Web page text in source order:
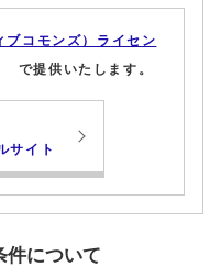
ブコモンズ）ライセン
で提供いたします。
サイト
件について